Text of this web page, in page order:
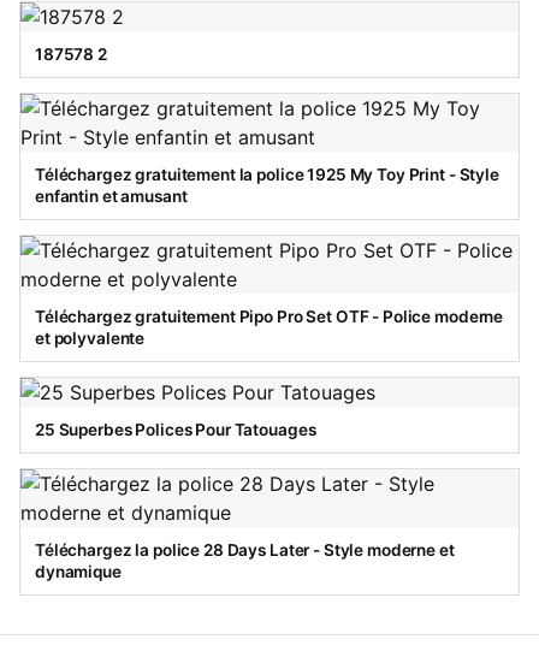
187578 2
Téléchargez gratuitement la police 1925 My Toy Print - Style
enfantin et amusant
Téléchargez gratuitement Pipo Pro Set OTF - Police moderne
et polyvalente
25 Superbes Polices Pour Tatouages
Téléchargez la police 28 Days Later - Style moderne et
dynamique